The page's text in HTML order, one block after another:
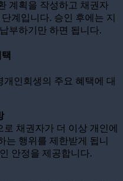
계획을 작성하고 채권자
계입니다. 승인 후에는 지
부하기만 하면 됩니다.
인회생의 주요 혜택에 대
채권자가 더 이상 개인에
는 행위를 제한받게 됩니
안정을 제공합니다.